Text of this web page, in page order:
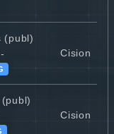
(publ)
Cision
Cision